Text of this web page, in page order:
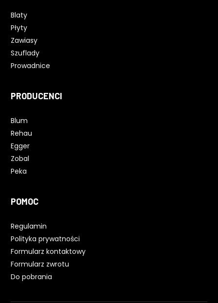
Blaty
Płyty
Zawiasy
Szuflady
Prowadnice
PRODUCENCI
Blum
Rehau
Egger
Zobal
Peka
POMOC
Regulamin
Polityka prywatności
Formularz kontaktowy
Formularz zwrotu
Do pobrania